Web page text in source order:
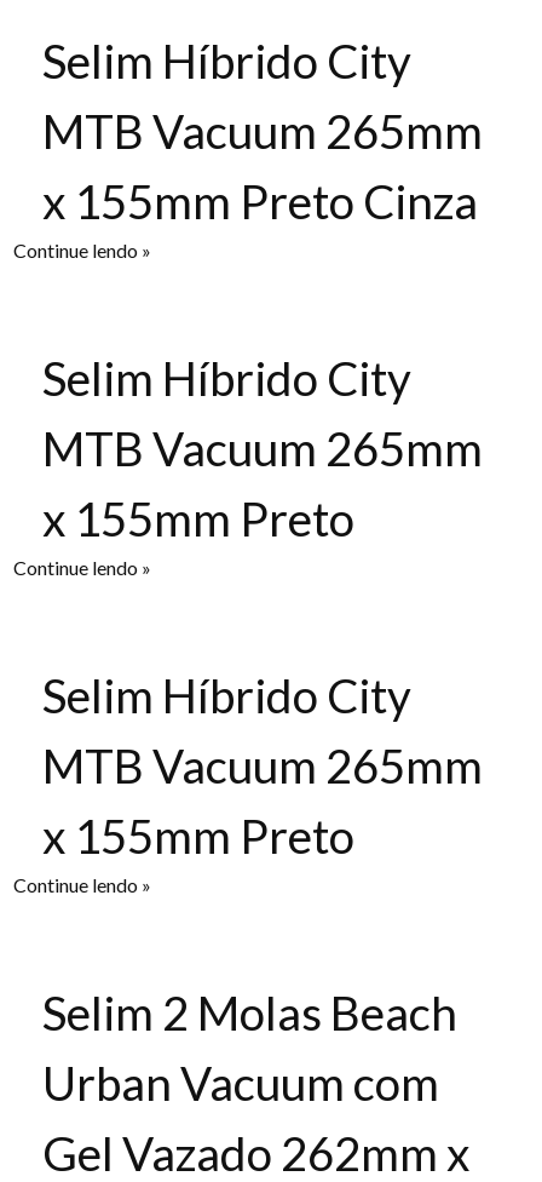
Selim Híbrido City
MTB Vacuum 265mm
x 155mm Preto Cinza
Continue lendo »
Selim Híbrido City
MTB Vacuum 265mm
x 155mm Preto
Continue lendo »
Selim Híbrido City
MTB Vacuum 265mm
x 155mm Preto
Continue lendo »
Selim 2 Molas Beach
Urban Vacuum com
Gel Vazado 262mm x